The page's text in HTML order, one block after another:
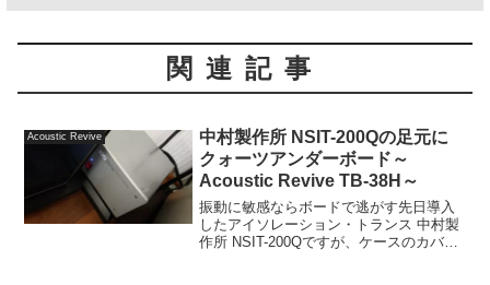
関連記事
Acoustic Revive
中村製作所 NSIT-200Qの足元に
クォーツアンダーボード～
Acoustic Revive TB-38H～
振動に敏感ならボードで逃がす先日導入
したアイソレーション・トランス 中村製
作所 NSIT-200Qですが、ケースのカバー